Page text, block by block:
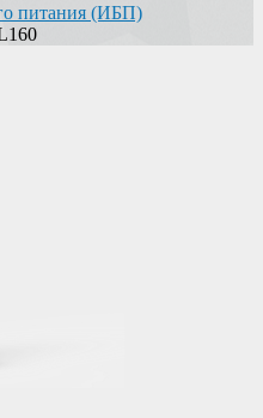
питания (ИБП)